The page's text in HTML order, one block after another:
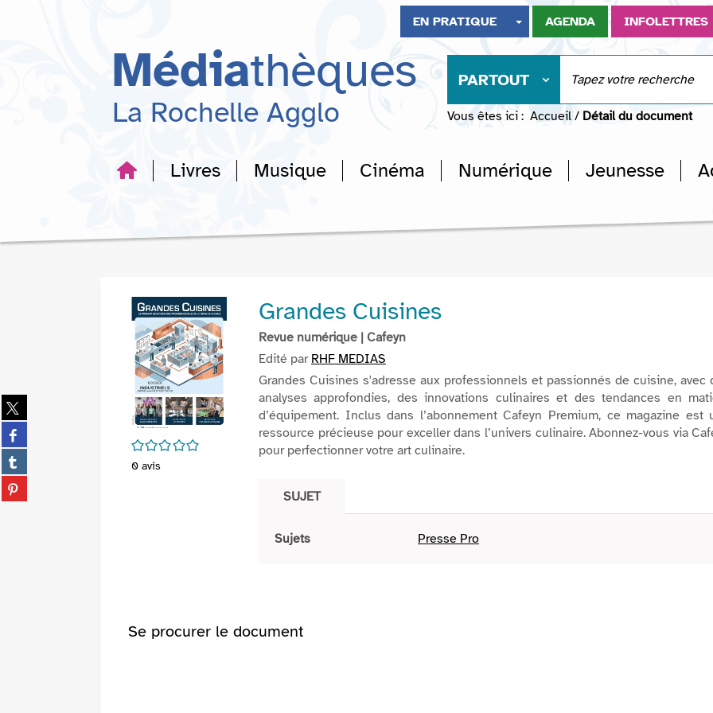
recherche
EN PRATIQUE AGENDA INFOLETTRES
Médiathèques
La Rochelle Agglo
PARTOUT
Vous êtes ici : Accueil / Détail du document
Livres Musique Cinéma Numérique Jeunesse
Partager
sur
twitter
(Nouvelle
fenêtre)
Partager
sur
facebook
(Nouvelle
fenêtre)
Partager
sur
tumblr
Partager
sur
/5
0 avis
Grandes Cuisines
Revue numérique | Cafeyn
Edité par RHF MEDIAS
Grandes Cuisines s'adresse aux professionnels et passionnés de cuisine, avec
analyses approfondies, des innovations culinaires et des tendances en
d’équipement. Inclus dans l’abonnement Cafeyn Premium, ce magazine est
ressource précieuse pour exceller dans l’univers culinaire. Abonnez-vous via
pour perfectionner votre art culinaire.
SUJET
Sujets Presse Pro
Se procurer le document